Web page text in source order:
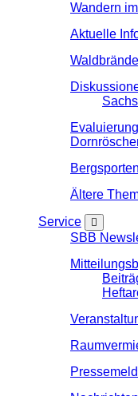
Wandern
Aktuelle
Ältere
Service
SBB